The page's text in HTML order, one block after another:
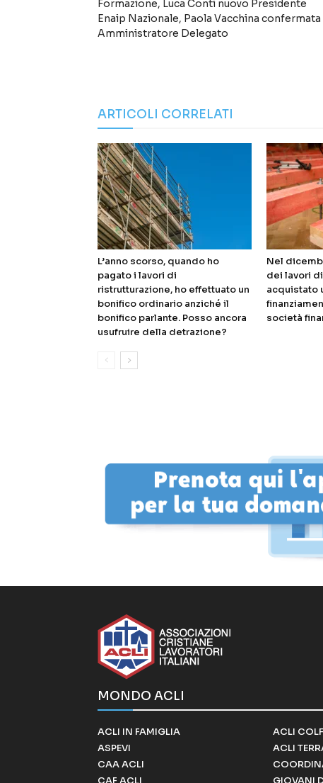
Formazione, Luca Conti nuovo Presidente
Enaip Nazionale, Paola Vacchina confermata
Amministratore Delegato
ARTICOLI CORRELATI
L’anno scorso, quando ho
pagato i lavori di
ristrutturazione, ho effettuato un
bonifico ordinario anziché il
bonifico parlante. Posso ancora
usufruire della detrazione?
Nel
dei lavori
acquistato
società
MONDO ACLI
ACLI IN FAMIGLIA
ASPEVI
CAA ACLI
CAF ACLI
ACLI COLF
ACLI
GIOVANI